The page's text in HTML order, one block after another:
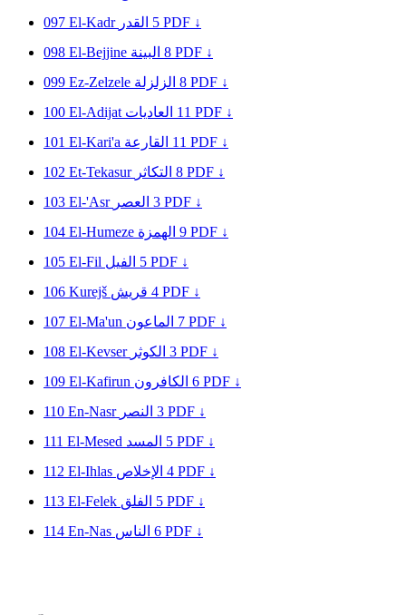
097 El-Kadr القدر 5 PDF ↓
098 El-Bejjine البينة 8 PDF ↓
099 Ez-Zelzele الزلزلة 8 PDF ↓
100 El-Adijat العاديات 11 PDF ↓
101 El-Kari'a القارعة 11 PDF ↓
102 Et-Tekasur التكاثر 8 PDF ↓
103 El-'Asr العصر 3 PDF ↓
104 El-Humeze الهمزة 9 PDF ↓
105 El-Fil الفيل 5 PDF ↓
106 Kurejš قريش 4 PDF ↓
107 El-Ma'un الماعون 7 PDF ↓
108 El-Kevser الكوثر 3 PDF ↓
109 El-Kafirun الكافرون 6 PDF ↓
110 En-Nasr النصر 3 PDF ↓
111 El-Mesed المسد 5 PDF ↓
112 El-Ihlas الإخلاص 4 PDF ↓
113 El-Felek الفلق 5 PDF ↓
114 En-Nas الناس 6 PDF ↓